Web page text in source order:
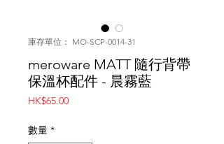
庫存單位： MO-SCP-0014-31
meroware MATT 隨行背帶
保溫杯配件 - 晨霧藍
HK$65.00價
數量 *